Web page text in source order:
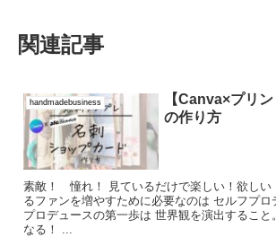
関連記事
handmadebusiness
【Canva×プリ
の作り方
素敵！ 憧れ！ 見ているだけで楽しい！欲しい
るファンを増やすために必要なのは セルフプロ
プロデュースの第一歩は 世界観を演出すること
なる！ ...